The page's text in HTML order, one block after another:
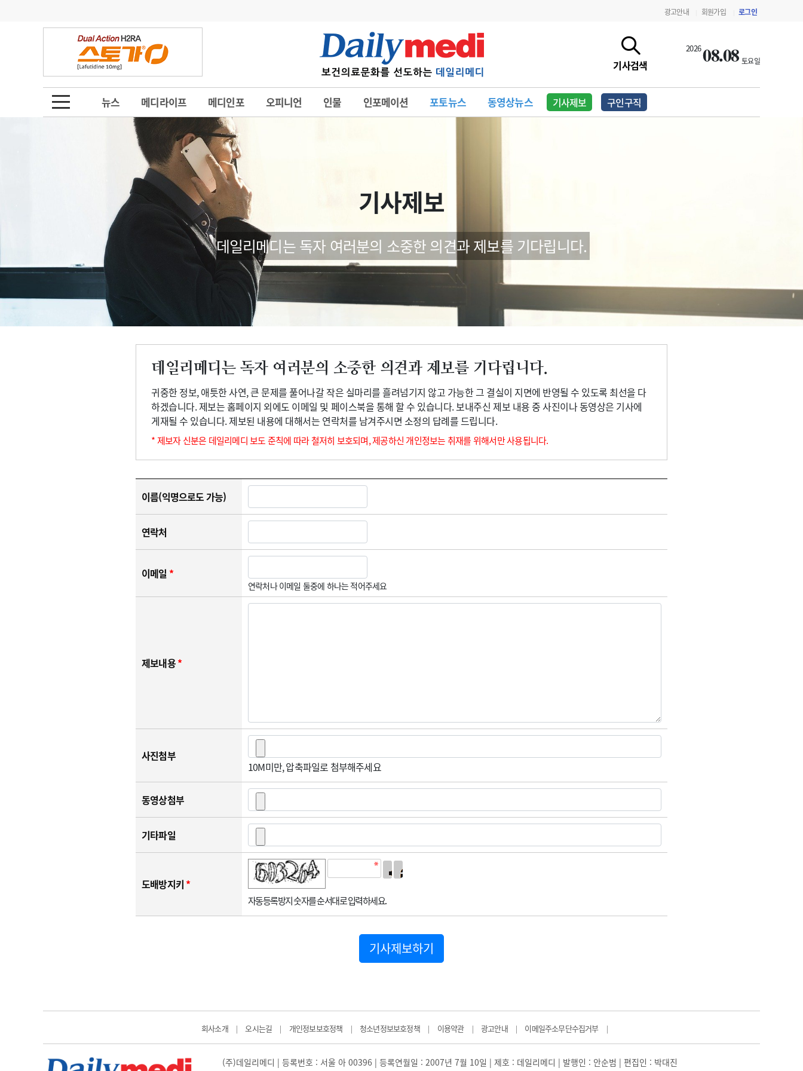
광고안내 회원가입 로그인
기사검색
202608.08 토요일
뉴스 메디라이프 메디인포 오피니언 인물 인포메이션 포토뉴스 동영상뉴스 기사제보 구인구직
금주의 검색어
1
의사인력 수급 추계
2
성분명 처방
3
AI의료
4
전공의 모집 결과
의사국시 합격률
6
관리급여 실시
의과대학 입시
10 약가인하
메디인포 사고
오피니언 칼럼 수첩
인물 초대석 피플
포토뉴스
지역병원 중소병원
행정처분 판례
학회·연수강좌 학회/연수강좌 행사
법적고지
기사제보
데일리메디는 독자 여러분의 소중한 의견과 제보를 기다립니다.
데일리메디는 독자 여러분의 소중한 의견과 제보를 기다립니다.
귀중한 정보, 애틋한 사연, 큰 문제를 풀어나갈 작은 실마리를 흘려넘기지 않고 가능한 그 결실이 지면에 반영될 수 있도록 최선을 다
하겠습니다. 제보는 홈페이지 외에도 이메일 및 페이스북을 통해 할 수 있습니다. 보내주신 제보 내용 중 사진이나 동영상은 기사에
게재될 수 있습니다. 제보된 내용에 대해서는 연락처를 남겨주시면 소정의 답례를 드립니다.
* 제보자 신분은 데일리메디 보도 준칙에 따라 철저히 보호되며, 제공하신 개인정보는 취재를 위해서만 사용됩니다.
이름(익명으로도 가능)
연락처
이메일 *
연락처나 이메일 둘중에 하나는 적어주세요
제보내용*
사진첨부
10M미만, 압축파일로 첨부해주세요
동영상첨부
기타파일
도배방지키 *
자동등록방지 숫자를 순서대로 입력하세요.
기사제보하기
회사소개 | 오시는길 | 개인정보보호정책 | 청소년정보보호정책 | 이용약관 | 광고안내 | 이메일주소무단수집거부 |
(주)데일리메디 | 등록번호 : 서울 아 00396 | 등록연월일 : 2007년 7월 10일 | 제호 : 데일리메디 | 발행인 : 안순범 | 편집인 : 박대진